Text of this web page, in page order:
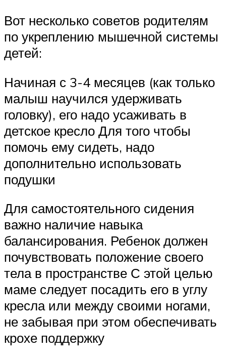
Вот несколько советов родителям
по укреплению мышечной системы
детей:
Начиная с 3-4 месяцев (как только
малыш научился удерживать
головку), его надо усаживать в
детское кресло Для того чтобы
помочь ему сидеть, надо
дополнительно использовать
подушки
Для самостоятельного сидения
важно наличие навыка
балансирования. Ребенок должен
почувствовать положение своего
тела в пространстве С этой целью
маме следует посадить его в углу
кресла или между своими ногами,
не забывая при этом обеспечивать
крохе поддержку